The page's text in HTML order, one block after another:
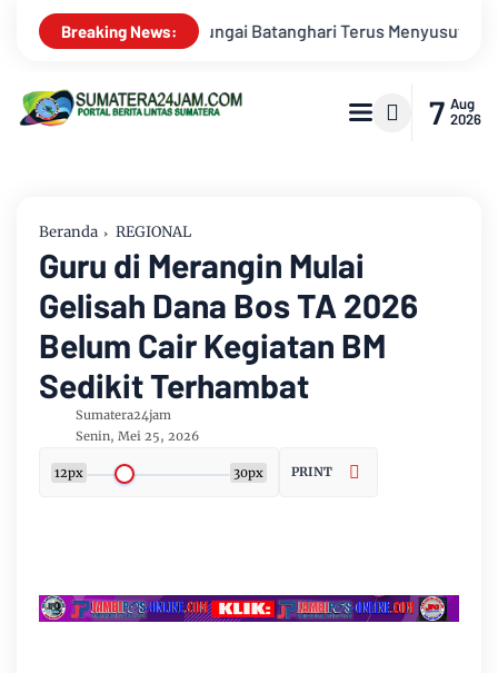
Breaking News:
Jambi Hadapi Ancaman Krisis Air Bersih dan Karhutla
7 Aug
2026
Beranda REGIONAL
Guru di Merangin Mulai
Gelisah Dana Bos TA 2026
Belum Cair Kegiatan BM
Sedikit Terhambat
Sumatera24jam
Senin, Mei 25, 2026
12px 30px PRINT